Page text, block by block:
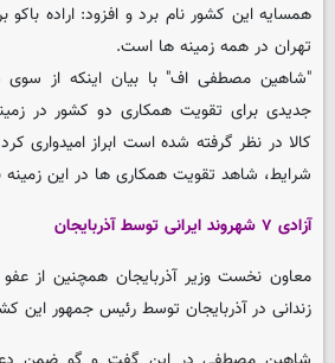
همسایه این کشور نام برد و افزود: اراده باکو
تهران در همه زمینه ها است.
"شاهین مصطفی اف" با بیان اینکه از سوی
جدیدی برای تقویت همکاری دو کشور در
کالا در نظر گرفته شده است ابراز امیدواری
شرایط، شاهد تقویت همکاری ها در این زمینه
آزادی ۷ شهروند ایرانی توسط آذربایجان
زندانی در آذربایجان توسط رئیس جمهور این